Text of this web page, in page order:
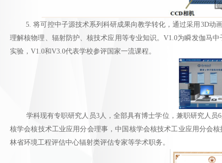
5. 将可控中子源技术系列科研成果向教学转化，通过采用3D动画
理解核物理、辐射防护、核技术应用等专业知识。V1.0为瞬发伽马
实验，V1.0和V3.0代表学校参评国家一流课程。
学科现有专职研究人员3人，全部具有博士学位，兼职研究人员6
核学会核技术工业应用分会理事，中国核学会核技术工业应用分会
林省环境工程评估中心辐射类评估专家等学术职务。